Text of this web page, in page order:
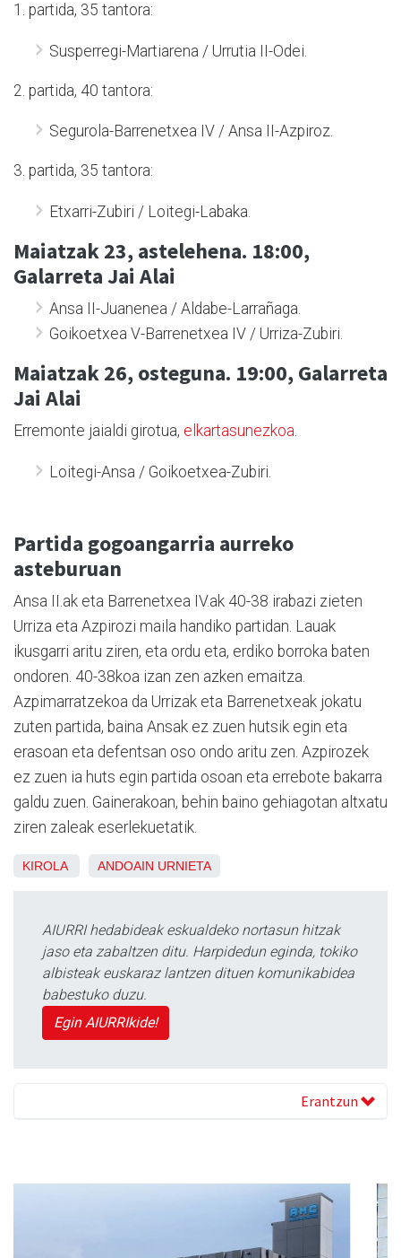
1. partida, 35 tantora:
Susperregi-Martiarena / Urrutia II-Odei.
2. partida, 40 tantora:
Segurola-Barrenetxea IV / Ansa II-Azpiroz.
3. partida, 35 tantora:
Etxarri-Zubiri / Loitegi-Labaka.
Maiatzak 23, astelehena. 18:00,
Galarreta Jai Alai
Ansa II-Juanenea / Aldabe-Larrañaga.
Goikoetxea V-Barrenetxea IV / Urriza-Zubiri.
Maiatzak 26, osteguna. 19:00, Galarreta
Jai Alai
Erremonte jaialdi girotua, elkartasunezkoa.
Loitegi-Ansa / Goikoetxea-Zubiri.
Partida gogoangarria aurreko
asteburuan
Ansa II.ak eta Barrenetxea IV.ak 40-38 irabazi zieten
Urriza eta Azpirozi maila handiko partidan. Lauak
ikusgarri aritu ziren, eta ordu eta, erdiko borroka baten
ondoren. 40-38koa izan zen azken emaitza.
Azpimarratzekoa da Urrizak eta Barrenetxeak jokatu
zuten partida, baina Ansak ez zuen hutsik egin eta
erasoan eta defentsan oso ondo aritu zen. Azpirozek
ez zuen ia huts egin partida osoan eta errebote bakarra
galdu zuen. Gainerakoan, behin baino gehiagotan altxatu
ziren zaleak eserlekuetatik.
KIROLA ANDOAIN URNIETA
AIURRI hedabideak eskualdeko nortasun hitzak
jaso eta zabaltzen ditu. Harpidedun eginda, tokiko
albisteak euskaraz lantzen dituen komunikabidea
babestuko duzu.
Egin AIURRIkide!
Erantzun